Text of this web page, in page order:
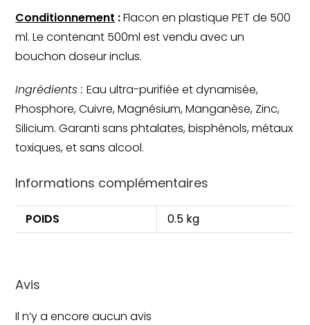
Conditionnement : Flacon en plastique PET de 500
ml. Le contenant 500ml est vendu avec un
bouchon doseur inclus.
Ingrédients : Eau ultra-purifiée et dynamisée,
Phosphore, Cuivre, Magnésium, Manganèse, Zinc,
Silicium. Garanti sans phtalates, bisphénols, métaux
toxiques, et sans alcool.
Informations complémentaires
POIDS 0.5 kg
Avis
Il n’y a encore aucun avis